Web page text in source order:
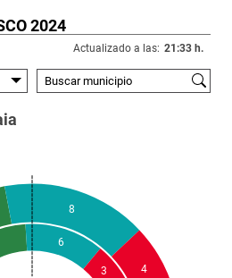
2024
Actualizado a las: 21:33 h.
8
4
6
3